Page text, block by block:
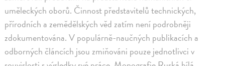
uměleckých oborů. Činnost představitelů technických,
přírodních a zemědělských věd zatím není podrobněji
zdokumentována. V populárně-naučných publikacích a
odborných článcích jsou zmiňováni pouze jednotlivci v